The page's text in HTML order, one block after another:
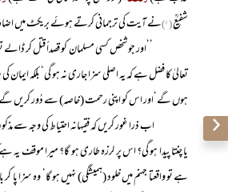
شفیعؒ(۱) نے آیت کی ترجمانی کرتے ہوئے بریکٹ میں
’’اور جو شخص کسی مسلمان کو قصداً قتل کر ڈالے
تعالیٰ کا فضل ہے کہ یہ اصلی سزا جاری نہ ہو گی‘ بلکہ
ہوں گے‘اور اس کو اپنی رحمت (خاصہ) سے دُور کریں
اب ذرا غور کریں کہ فقیہانہ احتیاط کی وجہ سے
یا چنتا پیدا ہو گی؟ اس پر لرزہ طاری ہو گا؟ میرا
ہے تو واقعتا جہنم میں خلود (ہمیشگی) نہیں ہو گا‘ وہ سزا